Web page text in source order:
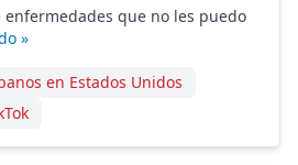
que no les puedo
»
en Estados Unidos